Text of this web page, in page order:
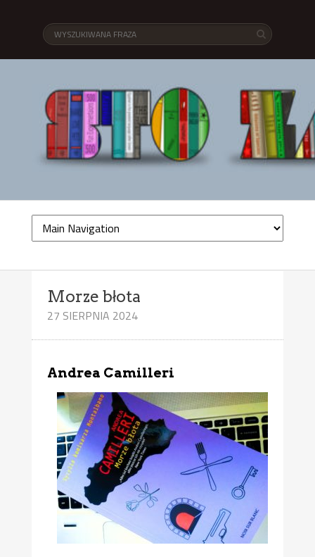
Morze błota
27 SIERPNIA 2024
Andrea Camilleri